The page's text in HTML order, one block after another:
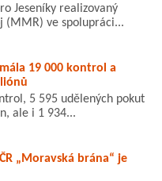
Jeseníky realizovaný
(MMR) ve spolupráci...
19 000 kontrol a
5 595 udělených pokut
ale i 1 934...
„Moravská brána“ je